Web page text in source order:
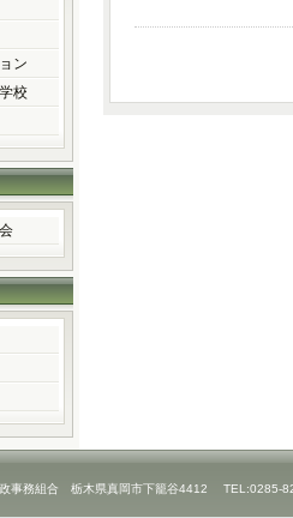
ン
校
事務組合 栃木県真岡市下籠谷4412